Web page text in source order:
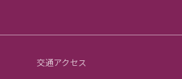
交通アクセス